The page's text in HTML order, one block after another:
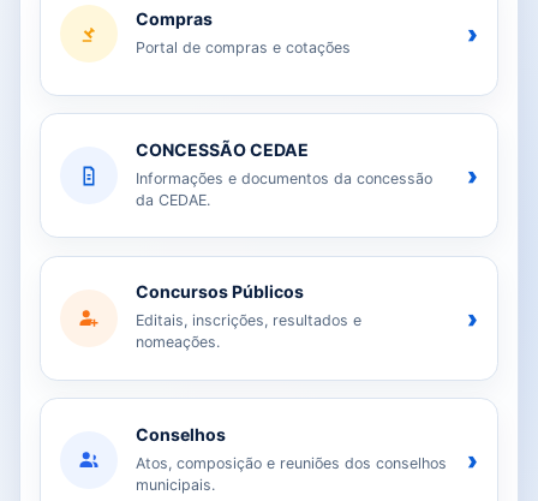
Compras
Portal de compras e cotações ›
CONCESSÃO CEDAE
Informações e documentos da concessão
da CEDAE.
›
Concursos Públicos
Editais, inscrições, resultados e
nomeações.
›
Conselhos
Atos, composição e reuniões dos conselhos
municipais.
›